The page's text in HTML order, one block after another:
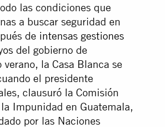
las condiciones que
a buscar seguridad en
de intensas gestiones
del gobierno de
la Casa Blanca se
el presidente
clausuró la Comisión
Impunidad en Guatemala,
por las Naciones